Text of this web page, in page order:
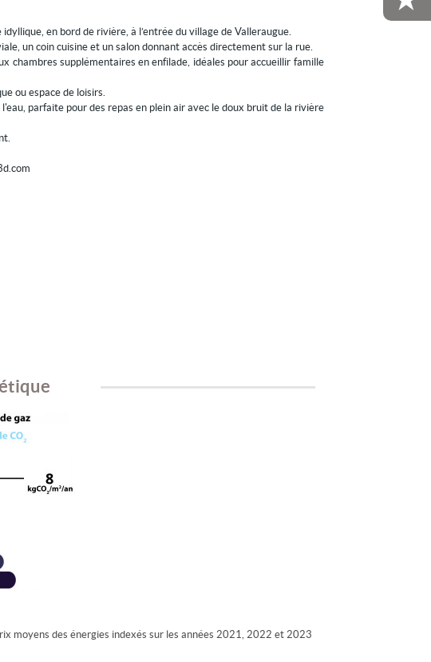
en bord de rivière, à l’entrée du village de Valleraugue.
un coin cuisine et un salon donnant accès directement sur la rue.
chambres supplémentaires en enfilade, idéales pour accueillir famille
ou espace de loisirs.
parfaite pour des repas en plein air avec le doux bruit de la rivière
moyens des énergies indexés sur les années 2021, 2022 et 2023